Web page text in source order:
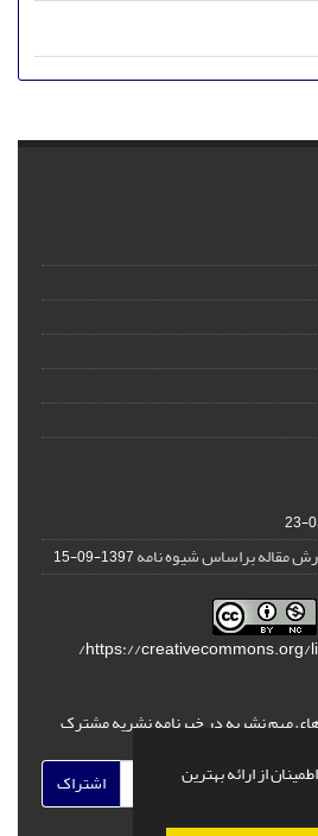
از ارائه بهترین
مقاله براساس شیوه نامه1397-09-15
https://
های مهم نشریه در خبرنامه نشریه مشترک
اشتراک